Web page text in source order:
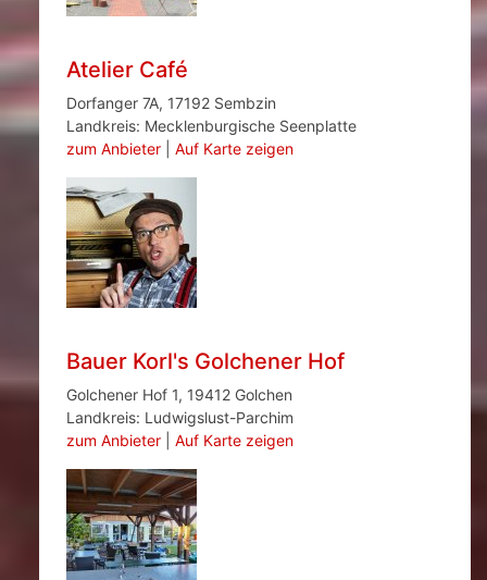
Atelier Café
Dorfanger 7A, 17192 Sembzin
Landkreis: Mecklenburgische Seenplatte
zum Anbieter| Auf Karte zeigen
Bauer Korl's Golchener Hof
Golchener Hof 1, 19412 Golchen
Landkreis: Ludwigslust-Parchim
zum Anbieter| Auf Karte zeigen